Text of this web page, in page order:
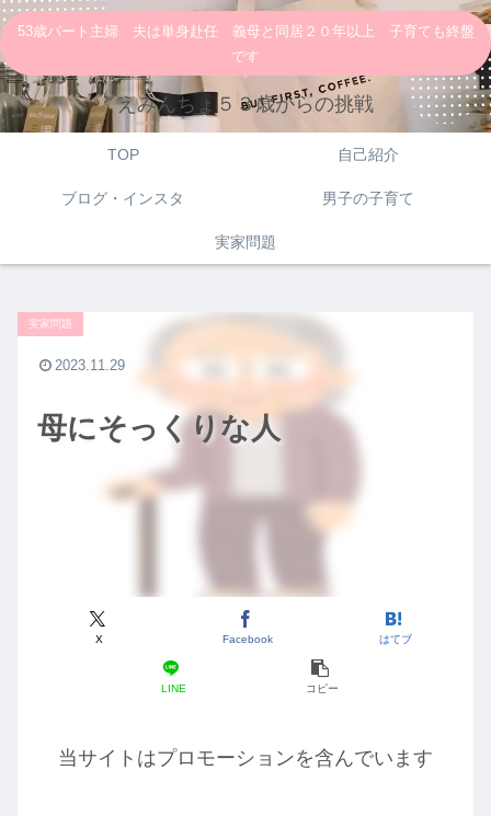
53歳パート主婦 夫は単身赴任 義母と同居２０年以上 子育ても終盤
です
えみんちょ５３歳からの挑戦
TOP 自己紹介
ブログ・インスタ 男子の子育て
実家問題
母にそっくりな人
実家問題
X Facebook はてブ
LINE コピー
2023.11.29
当サイトはプロモーションを含んでいます